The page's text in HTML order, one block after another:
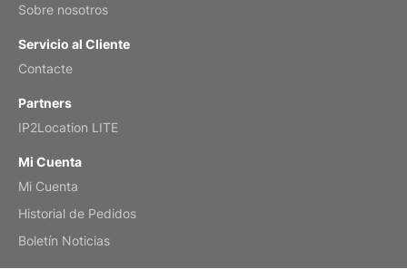
by Anne
Reviewed
by Kirsten
it.
Fantasy 2026 Wall Calendar
Sobre nosotros
Servicio al Cliente
Contacte
Partners
IP2Location LITE
Mi Cuenta
Mi Cuenta
Historial de Pedidos
Boletín Noticias